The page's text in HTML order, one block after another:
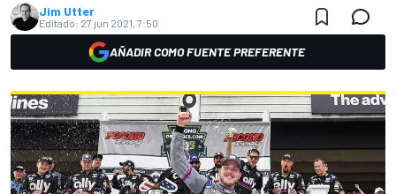
Jim Utter
Editado: 27 jun 2021, 7:50
AÑADIR COMO FUENTE PREFERENTE